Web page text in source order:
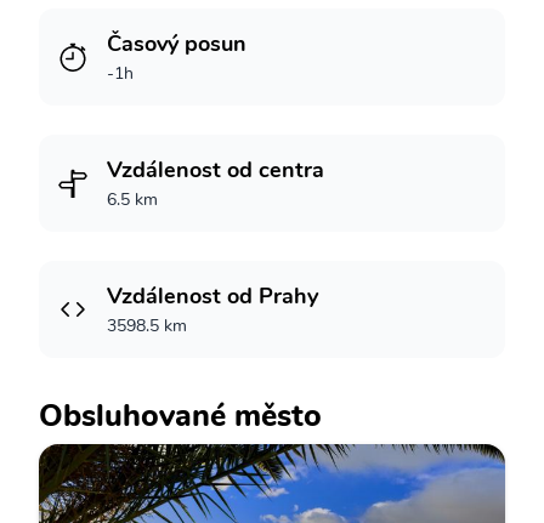
Časový posun
-1h
Vzdálenost od centra
6.5 km
Vzdálenost od Prahy
3598.5 km
Obsluhované město